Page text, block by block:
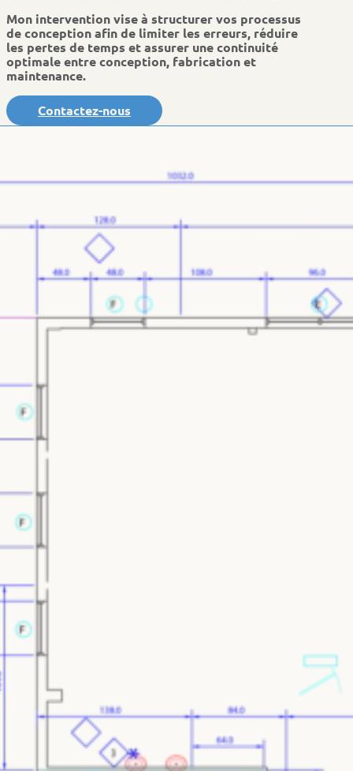
Mon intervention vise à structurer vos processus
de conception afin de limiter les erreurs, réduire
les pertes de temps et assurer une continuité
optimale entre conception, fabrication et
maintenance.
Contactez-nous